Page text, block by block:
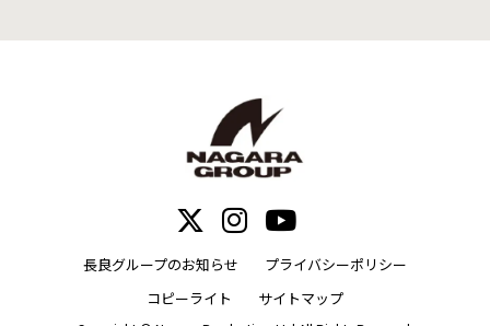
長良グループのお知らせ
プライバシーポリシー
コピーライト
サイトマップ